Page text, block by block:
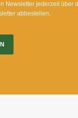
Newsletter jederzeit über
abbestellen.